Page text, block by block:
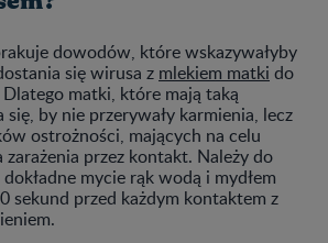
dowodów, które wskazywałyby
się wirusa z mlekiem matki do
matki, które mają taką
się, by nie przerywały karmienia, lecz
ostrożności, mających na celu
zarażenia przez kontakt. Należy do
mycie rąk wodą i mydłem
sekund przed każdym kontaktem z